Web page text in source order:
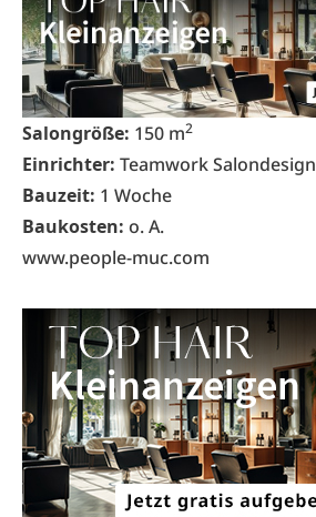
Salongröße: 150 m2
Einrichter: Teamwork Salondesign
Bauzeit: 1 Woche
Baukosten: o. A.
www.people-muc.com